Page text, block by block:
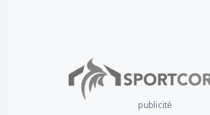
publicité